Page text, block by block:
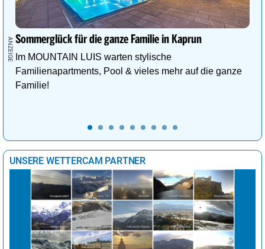
Sommerglück für die ganze Familie in Kaprun
Im MOUNTAIN LUIS warten stylische
Familienapartments, Pool & vieles mehr auf die ganze
Familie!
UNSERE WETTERCAM PARTNER